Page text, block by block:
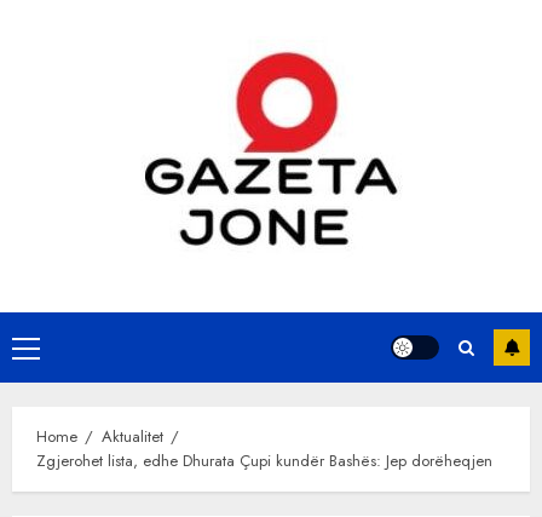
Primary
Menu
Home
Aktualitet
Zgjerohet lista, edhe Dhurata Çupi kundër Bashës: Jep dorëheqjen